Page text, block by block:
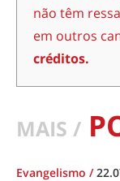
não têm
em outros
créditos.
MAIS /
Evangelismo /